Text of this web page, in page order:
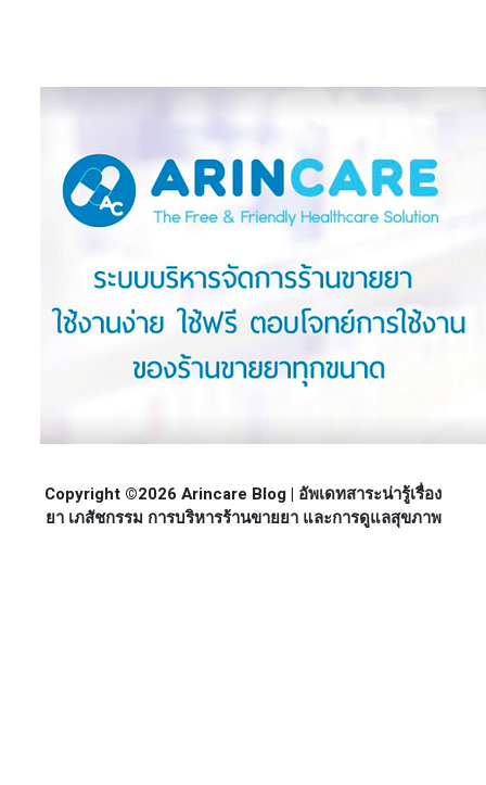
Copyright ©2026 Arincare Blog | อัพเดทสาระน่ารู้เรื่อง
ยา เภสัชกรรม การบริหารร้านขายยา และการดูแลสุขภาพ